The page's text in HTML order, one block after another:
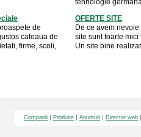
tehnologie
de
cafeaua de
firme, scoli,
OFERTE SITE
De ce avem
site sunt foarte
Un site bine
Companii Produse Anunturi Director web